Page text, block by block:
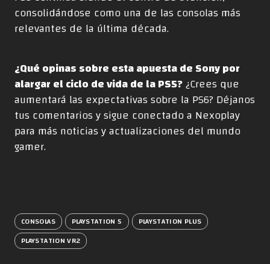
consolidándose como una de las consolas más
relevantes de la última década.
¿Qué opinas sobre esta apuesta de Sony por
alargar el ciclo de vida de la PS5?¿Crees que
aumentará las expectativas sobre la PS6? Déjanos
tus comentarios y sigue conectado a Nexoplay
para más noticias y actualizaciones del mundo
gamer.
CONSOLAS PLAYSTATION 5
PLAYSTATION PLUS
PLAYSTATION VR2